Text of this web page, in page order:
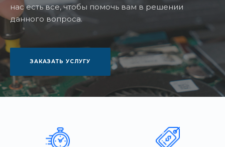
нас есть все, чтобы помочь вам в решении
данного вопроса.
ЗАКАЗАТЬ УСЛУГУ